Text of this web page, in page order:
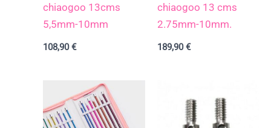
chiaogoo 13cms
5,5mm-10mm
108,90€
chiaogoo 13 cms
2.75mm-10mm.
189,90€